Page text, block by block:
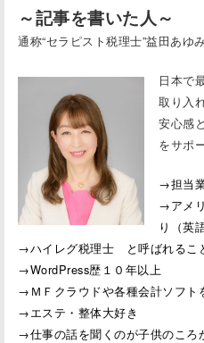
～記事を書いた人～
通称“セラピスト税理士”益田あ
日本で
取り入
安心感
をサポ
→担当
→アメ
り（英
→ハイレグ税理士 と呼ばれるこ
→WordPress歴１０年以上
→ＭＦクラウドや各種会計ソフト
→エステ・整体大好き
→仕事の話を聞くのが子供のころ